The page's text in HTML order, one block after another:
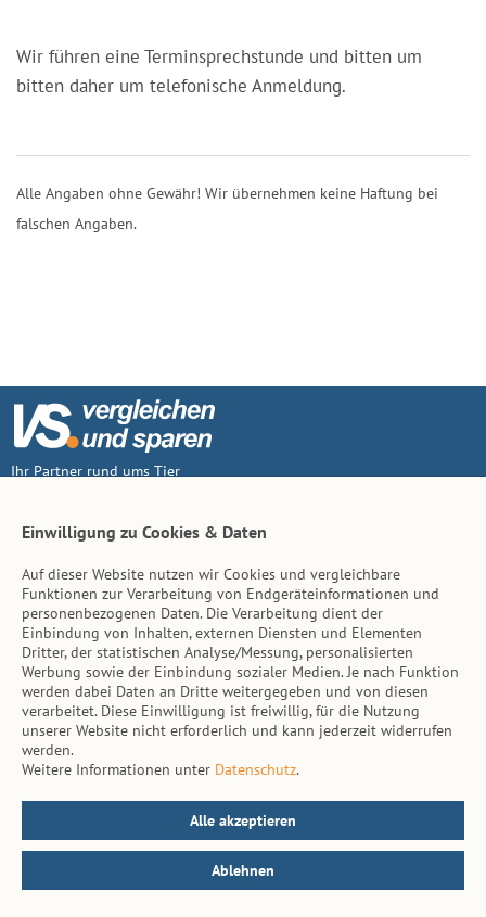
Wir führen eine Terminsprechstunde und bitten um
bitten daher um telefonische Anmeldung.
Alle Angaben ohne Gewähr! Wir übernehmen keine Haftung bei
falschen Angaben.
Ihr Partner rund ums Tier
Inhalt
Tierarzt-Suche
Hinweise
AGB
Impressum
Datenschutz
Kontakt
© vs. vergleichen-und-sparen.de 2026
Einwilligung zu Cookies & Daten
Auf dieser Website nutzen wir Cookies und vergleichbare
Funktionen zur Verarbeitung von Endgeräteinformationen und
personenbezogenen Daten. Die Verarbeitung dient der
Einbindung von Inhalten, externen Diensten und Elementen
Dritter, der statistischen Analyse/Messung, personalisierten
Werbung sowie der Einbindung sozialer Medien. Je nach Funktion
werden dabei Daten an Dritte weitergegeben und von diesen
verarbeitet. Diese Einwilligung ist freiwillig, für die Nutzung
unserer Website nicht erforderlich und kann jederzeit widerrufen
werden.
Weitere Informationen unter Datenschutz.
Alle akzeptieren
Ablehnen